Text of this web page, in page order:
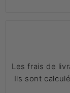
Les frais de
Ils sont